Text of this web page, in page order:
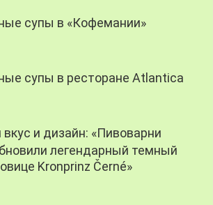
супы в «Кофемании»
супы в ресторане Atlantica
и дизайн: «Пивоварни
легендарный темный
Kronprinz Černé»